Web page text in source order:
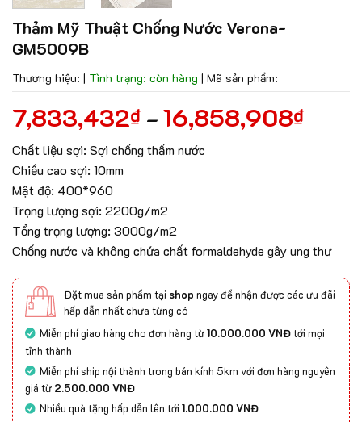
Thảm Mỹ Thuật Chống Nước Verona-
GM5009B
Thương hiệu: | Tình trạng: còn hàng | Mã sản phẩm:
7,833,432₫ – 16,858,908₫
Chất liệu sợi: Sợi chống thấm nước
Chiều cao sợi: 10mm
Mật độ: 400*960
Trọng lượng sợi: 2200g/m2
Tổng trọng lượng: 3000g/m2
Chống nước và không chứa chất formaldehyde gây ung thư
Đặt mua sản phẩm tại shop ngay để nhận được các ưu đãi
hấp dẫn nhất chưa từng có
Miễn phí giao hàng cho đơn hàng từ10.000.000 VNĐtới mọi
tỉnh thành
Miễn phí ship nội thành trong bán kính 5km với đơn hàng nguyên
giá từ 2.500.000 VNĐ
Nhiều quà tặng hấp dẫn lên tới1.000.000 VNĐ